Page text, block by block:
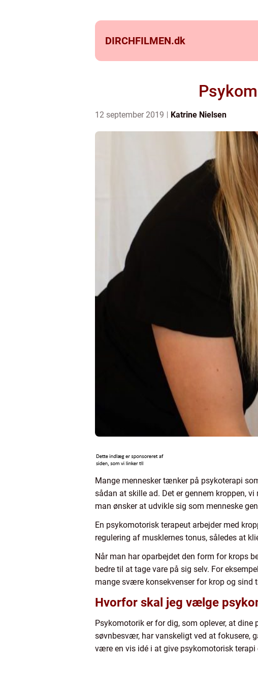
DIRCHFILMEN.dk
12 september 2019 Katrine Nielsen
Mange mennesker tænker på psykoterapi
sådan at skille ad. Det er gennem kroppen,
man ønsker at udvikle sig som menneske
En psykomotorisk terapeut arbejder med
regulering af musklernes tonus, således at
Når man har oparbejdet den form for krops
bedre til at tage vare på sig selv. For
mange svære konsekvenser for krop og sind
Hvorfor skal jeg vælge
Psykomotorik er for dig, som oplever, at
søvnbesvær, har vanskeligt ved at fokusere,
være en vis idé i at give psykomotorisk terapi